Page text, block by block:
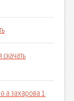
скачать
о.а.захарова 1